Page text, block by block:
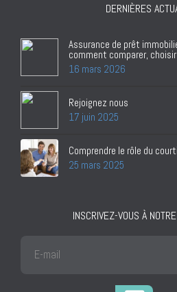
DERNIÈRES
Assurance de prêt
comment comparer,
16 mars 2026
Rejoignez nous
17 juin 2025
Comprendre le rôle du
25 mars 2025
INSCRIVEZ-VOUS À